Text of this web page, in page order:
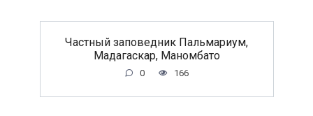
Частный заповедник Пальмариум,
Мадагаскар, Маномбато
0 166